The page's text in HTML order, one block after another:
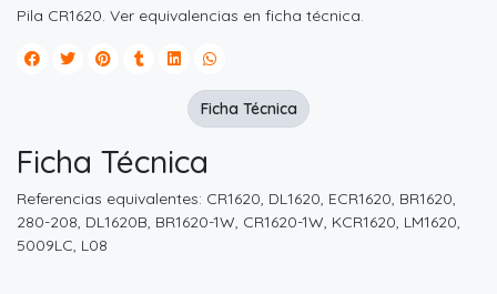
Pila CR1620. Ver equivalencias en ficha técnica.
Ficha Técnica
Referencias equivalentes: CR1620, DL1620, ECR1620, BR1620,
280-208, DL1620B, BR1620-1W, CR1620-1W, KCR1620, LM1620,
5009LC, L08
Ficha Técnica